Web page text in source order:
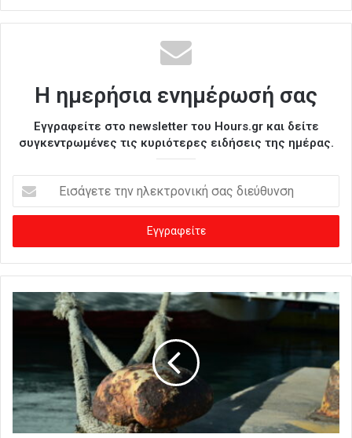
Η ημερήσια ενημέρωσή σας
Εγγραφείτε στο newsletter του Hours.gr και δείτε
συγκεντρωμένες τις κυριότερες ειδήσεις της ημέρας.
σ
γ
ε
ε
λ
ε
κ
τ